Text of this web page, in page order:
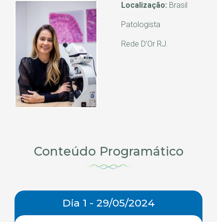
Localização: Brasil
Patologista
Rede D’Or RJ.
Conteúdo Programático
Dia 1 - 29/05/2024